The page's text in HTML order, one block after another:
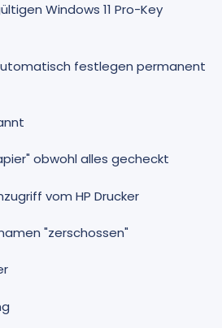
Windows 11 Pro-Key
festlegen permanent
obwohl alles gecheckt
vom HP Drucker
"zerschossen"